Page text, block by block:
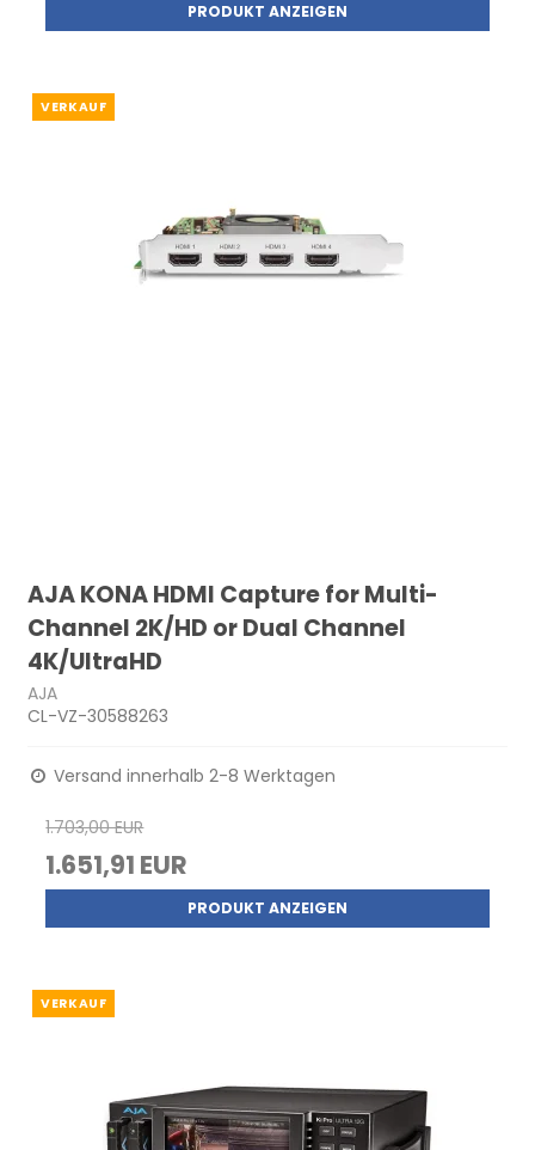
PRODUKT ANZEIGEN
VERKAUF
AJA KONA HDMI Capture for Multi-
Channel 2K/HD or Dual Channel
4K/UltraHD
AJA
CL-VZ-30588263
Versand innerhalb 2-8 Werktagen
1.703,00 EUR
1.651,91 EUR
PRODUKT ANZEIGEN
VERKAUF